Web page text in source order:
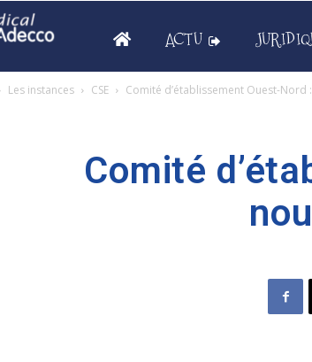
ACTU
Les instances CSE Comité d’établissement Ouest-Nord
Comité